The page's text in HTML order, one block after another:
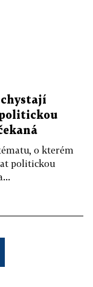
chystají
o kterém
politickou